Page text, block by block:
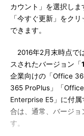
カウント」を選択し
「今すぐ更新」をク
できます。
2016年2月末時点で
スされたバージョン「
企業向けの「Office
365 ProPlus」「
Enterprise E5」に付
合は、通常、バージョ
す。